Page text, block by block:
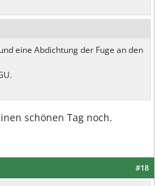
eine Abdichtung der Fuge an den
schönen Tag noch.
#18